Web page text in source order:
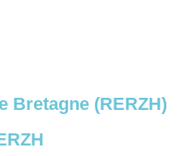
Bretagne (RERZH)